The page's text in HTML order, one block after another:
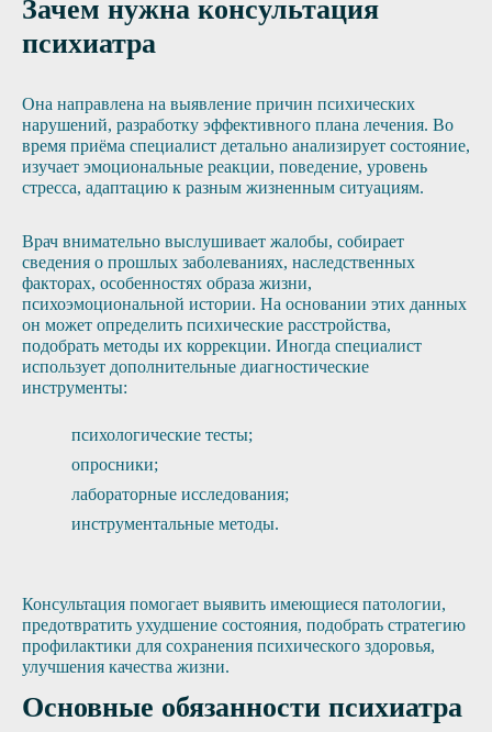
Зачем нужна консультация
психиатра
Она направлена на выявление причин психических
нарушений, разработку эффективного плана лечения. Во
время приёма специалист детально анализирует состояние,
изучает эмоциональные реакции, поведение, уровень
стресса, адаптацию к разным жизненным ситуациям.
Врач внимательно выслушивает жалобы, собирает
сведения о прошлых заболеваниях, наследственных
факторах, особенностях образа жизни,
психоэмоциональной истории. На основании этих данных
он может определить психические расстройства,
подобрать методы их коррекции. Иногда специалист
использует дополнительные диагностические
инструменты:
психологические тесты;
опросники;
лабораторные исследования;
инструментальные методы.
Консультация помогает выявить имеющиеся патологии,
предотвратить ухудшение состояния, подобрать стратегию
профилактики для сохранения психического здоровья,
улучшения качества жизни.
Основные обязанности психиатра